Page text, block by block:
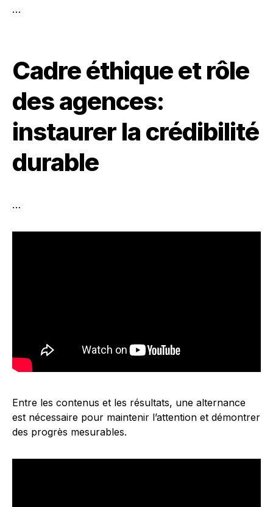
…
Cadre éthique et rôle
des agences:
instaurer la crédibilité
durable
…
Entre les contenus et les résultats, une alternance
est nécessaire pour maintenir l’attention et démontrer
des progrès mesurables.